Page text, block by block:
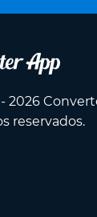
2026
reservados.